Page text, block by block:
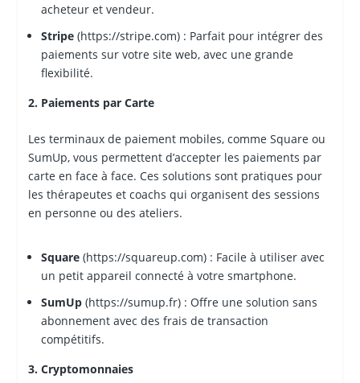
acheteur et vendeur.
Stripe(https://stripe.com) : Parfait pour intégrer des
paiements sur votre site web, avec une grande
flexibilité.
2. Paiements par Carte
Les terminaux de paiement mobiles, comme Square ou
SumUp, vous permettent d’accepter les paiements par
carte en face à face. Ces solutions sont pratiques pour
les thérapeutes et coachs qui organisent des sessions
en personne ou des ateliers.
Square(https://squareup.com) : Facile à utiliser avec
un petit appareil connecté à votre smartphone.
SumUp(https://sumup.fr) : Offre une solution sans
abonnement avec des frais de transaction
compétitifs.
3. Cryptomonnaies